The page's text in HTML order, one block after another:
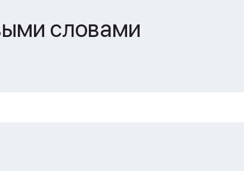
словами